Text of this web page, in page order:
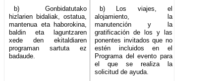
b) Gonbidatutako
hizlarien bidaliak, ostatua,
mantenua eta haborokina,
baldin eta laguntzaren
xede den ekitaldiaren
programan sartuta ez
badaude.
b) Los viajes, el
alojamiento, la
manutención y la
gratificación de los y las
ponentes invitados que no
estén incluidos en el
Programa del evento para
el que se realiza la
solicitud de ayuda.